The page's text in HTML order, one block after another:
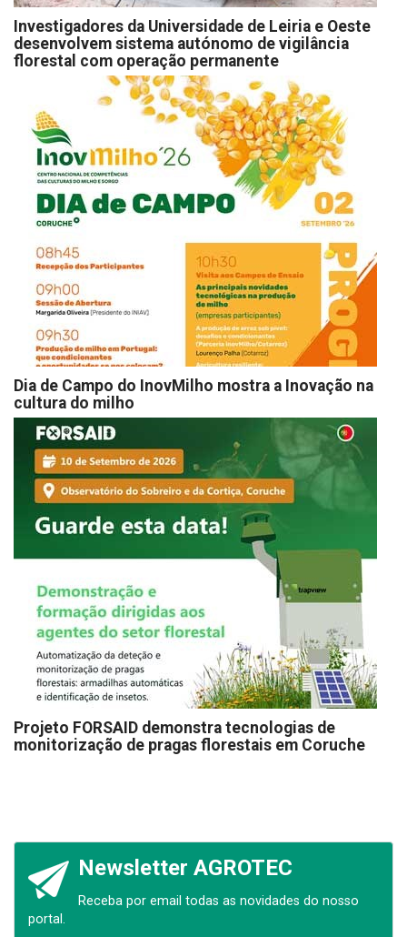
Investigadores da Universidade de Leiria e Oeste
desenvolvem sistema autónomo de vigilância
florestal com operação permanente
Dia de Campo do InovMilho mostra a Inovação na
cultura do milho
Projeto FORSAID demonstra tecnologias de
monitorização de pragas florestais em Coruche
Newsletter AGROTEC
Receba por email todas as novidades do nosso
portal.